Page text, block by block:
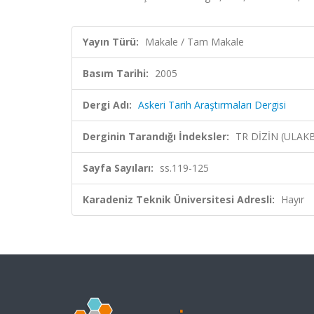
Yayın Türü: Makale / Tam Makale
Basım Tarihi: 2005
Dergi Adı: Askeri Tarih Araştırmaları Dergisi
Derginin Tarandığı İndeksler: TR DİZİN
Sayfa Sayıları: ss.119-125
Karadeniz Teknik Üniversitesi Adresli: Hayır